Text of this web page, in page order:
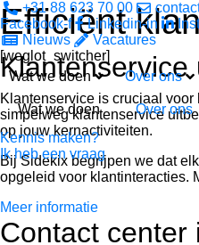
+31 88 623 70 00
Facebook-f
Linkedin-in
Nieuws
Vacatures
[weglot_switcher]
Wat we doen
Over ons
Wat we doen Over ons
Kennis maken?
Ik heb een vraag
Efficiënt
Klantenservice
Klantenservice is cruciaal
simpelweg klantenservice
op jouw kernactiviteiten.
Bij Sidekix begrijpen we dat
opgeleid voor klantinteracties.
Meer informatie
Contact center